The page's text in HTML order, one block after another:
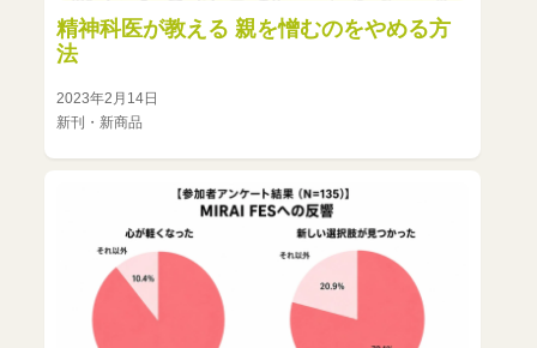
精神科医が教える 親を憎むのをやめる方
法
2023年2月14日
新刊・新商品